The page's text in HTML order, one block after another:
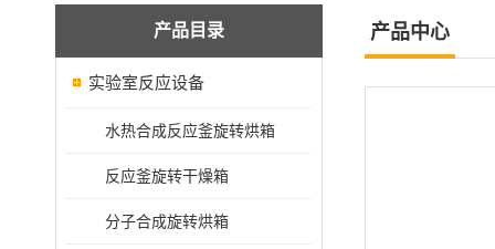
产品目录
实验室反应设备
水热合成反应釜旋转烘箱
反应釜旋转干燥箱
分子合成旋转烘箱
产品中心